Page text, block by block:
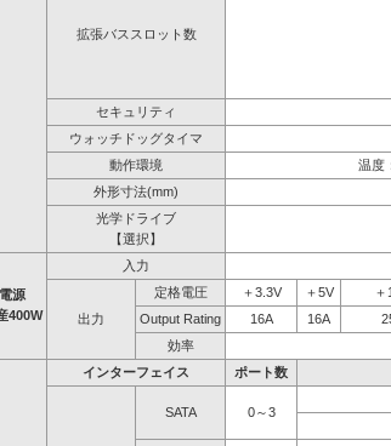
拡張バススロット数
セキュリティ
ウォッチドッグタイマ
動作環境
温度
外形寸法(mm)
光学ドライブ
【選択】
電源
400W
入力
出力
定格電圧 ＋3.3V ＋5V ＋
Output Rating
16A 16A
効率
インターフェイス ポート数
SATA 0～3